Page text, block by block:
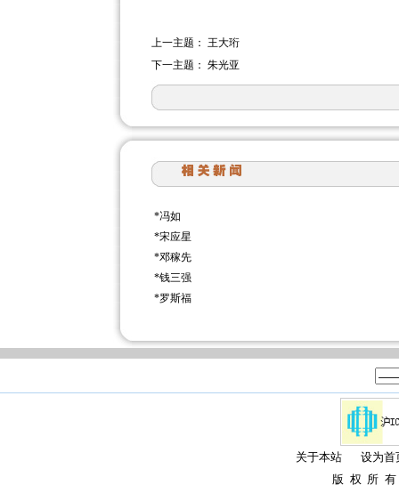
上一主题： 王大珩
下一主题： 朱光亚
*冯如
*宋应星
*邓稼先
*钱三强
*罗斯福